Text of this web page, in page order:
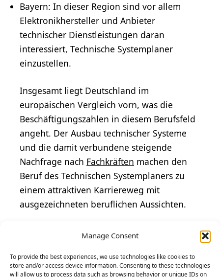
Manage Consent
To provide the best experiences, we use technologies like cookies to
store and/or access device information. Consenting to these technologies
will allow us to process data such as browsing behavior or unique IDs on
Bayern: In dieser Region sind vor allem
Elektronikhersteller und Anbieter
technischer Dienstleistungen daran
interessiert, Technische Systemplaner
einzustellen.
Insgesamt liegt Deutschland im
europäischen Vergleich vorn, was die
Beschäftigungszahlen in diesem Berufsfeld
angeht. Der Ausbau technischer Systeme
und die damit verbundene steigende
Nachfrage nach Fachkräften machen den
Beruf des Technischen Systemplaners zu
einem attraktiven Karriereweg mit
ausgezeichneten beruflichen Aussichten.
Gehaltsaussichten im
Berufsfeld Technischer
Systemplaner